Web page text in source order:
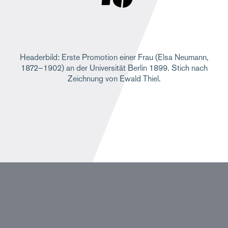
Headerbild: Erste Promotion einer Frau (Elsa Neumann,
1872–1902) an der Universität Berlin 1899. Stich nach
Zeichnung von Ewald Thiel.